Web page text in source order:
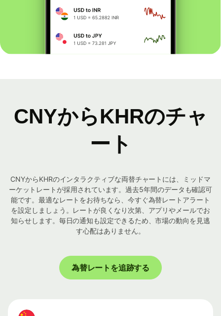
CNYからKHRのチャ
ート
CNYからKHRのインタラクティブな両替チャートには、ミッドマ
ーケットレートが採用されています。過去5年間のデータも確認可
能です。最適なレートをお待ちなら、今すぐ為替レートアラート
を設定しましょう。レートが良くなり次第、アプリやメールでお
知らせします。毎日の通知も設定できるため、市場の動向を見逃
す心配はありません。
為替レートを追跡する